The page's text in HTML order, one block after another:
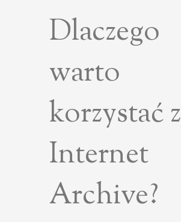
Dlaczego
warto
korzystać z
Internet
Archive?